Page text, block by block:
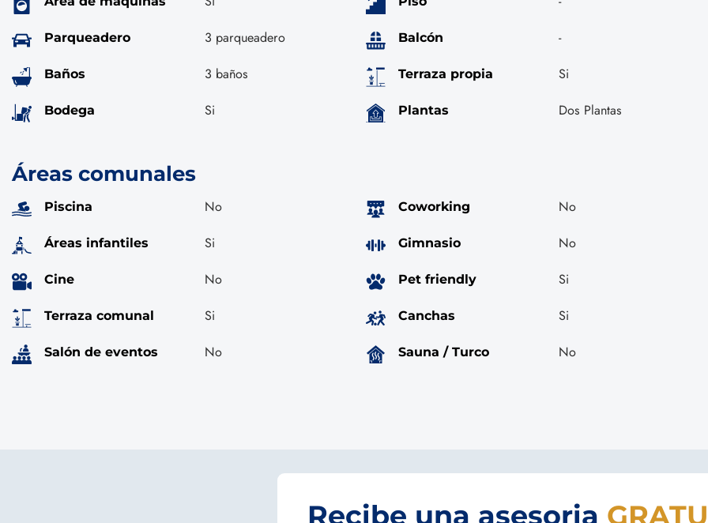
Parqueadero 3 parqueadero
Baños 3 baños
Bodega Si
Balcón -
Terraza propia Si
Plantas Dos Plantas
Áreas comunales
Piscina No
Áreas infantiles Si
Cine No
Terraza comunal Si
Salón de eventos No
Coworking No
Gimnasio No
Pet friendly Si
Canchas Si
Sauna / Turco No
Recibe una asesoria